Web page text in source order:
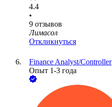
4.4
•
9 отзывов
Лимасол
Откликнуться
Finance Analyst/Controller
Опыт 1-3 года